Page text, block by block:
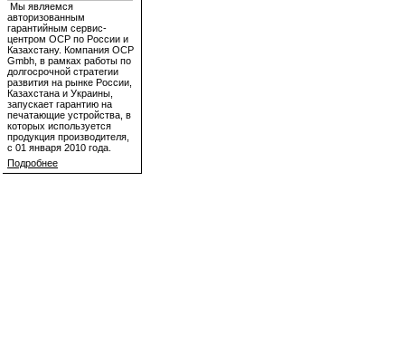
Мы являемся
авторизованным
гарантийным сервис-
центром OCP по России и
Казахстану. Компания OCP
Gmbh, в рамках работы по
долгосрочной стратегии
развития на рынке России,
Казахстана и Украины,
запускает гарантию на
печатающие устройства, в
которых используется
продукция производителя,
с 01 января 2010 года.
Подробнее